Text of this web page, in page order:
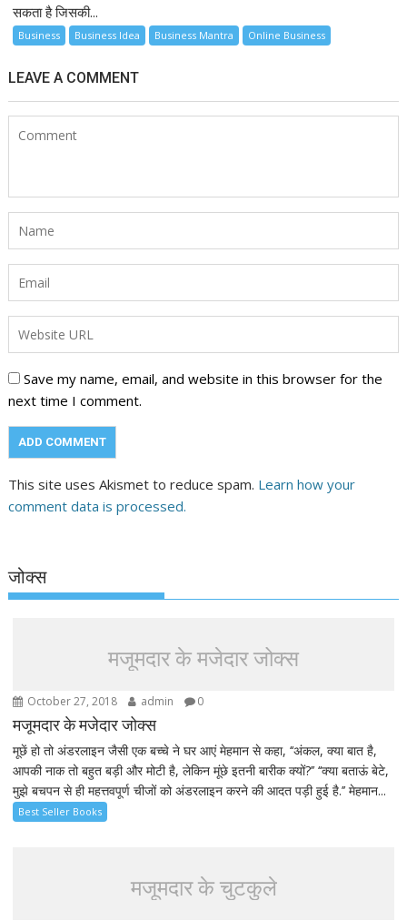
सकता है जिसकी...
Business Business Idea Business Mantra Online Business
LEAVE A COMMENT
Save my name, email, and website in this browser for the
next time I comment.
This site uses Akismet to reduce spam. Learn how your
comment data is processed.
जोक्स
मजूमदार के मजेदार जोक्स
October 27, 2018 admin 0
मजूमदार के मजेदार जोक्स
मूछें हो तो अंडरलाइन जैसी एक बच्चे ने घर आएं मेहमान से कहा, ‘‘अंकल, क्या बात है,
आपकी नाक तो बहुत बड़ी और मोटी है, लेकिन मूंछे इतनी बारीक क्यों?’’ ‘‘क्या बताऊं बेटे,
मुझे बचपन से ही महत्तवपूर्ण चीजों को अंडरलाइन करने की आदत पड़ी हुई है.’’ मेहमान...
Best Seller Books
मजूमदार के चुटकुले